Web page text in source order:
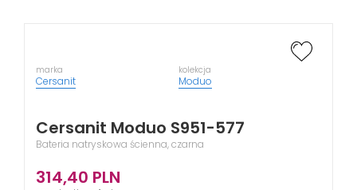
marka
Cersanit
kolekcja
Moduo
Cersanit Moduo S951-577
Bateria natryskowa ścienna, czarna
314,40 PLN